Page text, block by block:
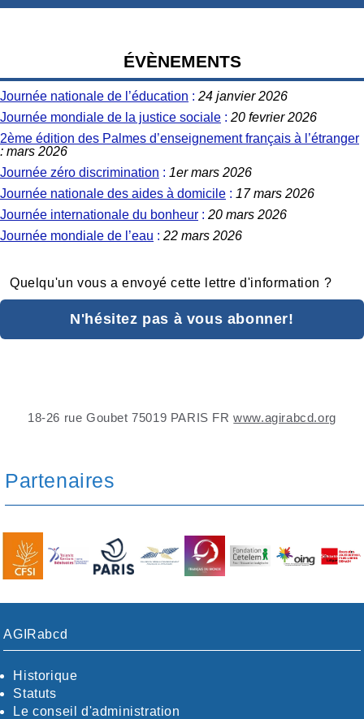
ÉVÈNEMENTS
Journée nationale de l’éducation : 24 janvier 2026
Journée mondiale de la justice sociale : 20 fevrier 2026
2ème édition des Palmes d’enseignement français à l’étranger
: mars 2026
Journée zéro discrimination : 1er mars 2026
Journée nationale des aides à domicile : 17 mars 2026
Journée internationale du bonheur : 20 mars 2026
Journée mondiale de l’eau : 22 mars 2026
Quelqu'un vous a envoyé cette lettre d'information ?
N'hésitez pas à vous abonner!
18-26 rue Goubet 75019 PARIS FRwww.agirabcd.org
Partenaires
AGIRabcd
Historique
Statuts
Le conseil d'administration